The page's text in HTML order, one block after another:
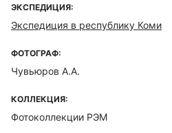
ЭКСПЕДИЦИЯ:
Экспедиция в республику Коми
ФОТОГРАФ:
Чувьюров А.А.
КОЛЛЕКЦИЯ:
Фотоколлекции РЭМ